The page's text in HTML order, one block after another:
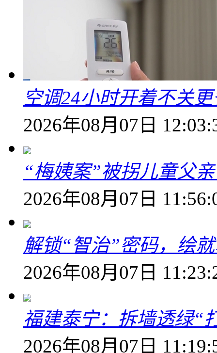
空调24小时开着不关
2026年08月07日
“梅姨案”被拐儿童父
2026年08月07日
解锁“智治”密码，绘
2026年08月07日
福建泰宁：拆墙透绿“
2026年08月07日